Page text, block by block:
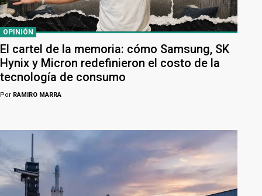
OPINIÓN
El cartel de la memoria: cómo Samsung, SK
Hynix y Micron redefinieron el costo de la
tecnología de consumo
Por RAMIRO MARRA